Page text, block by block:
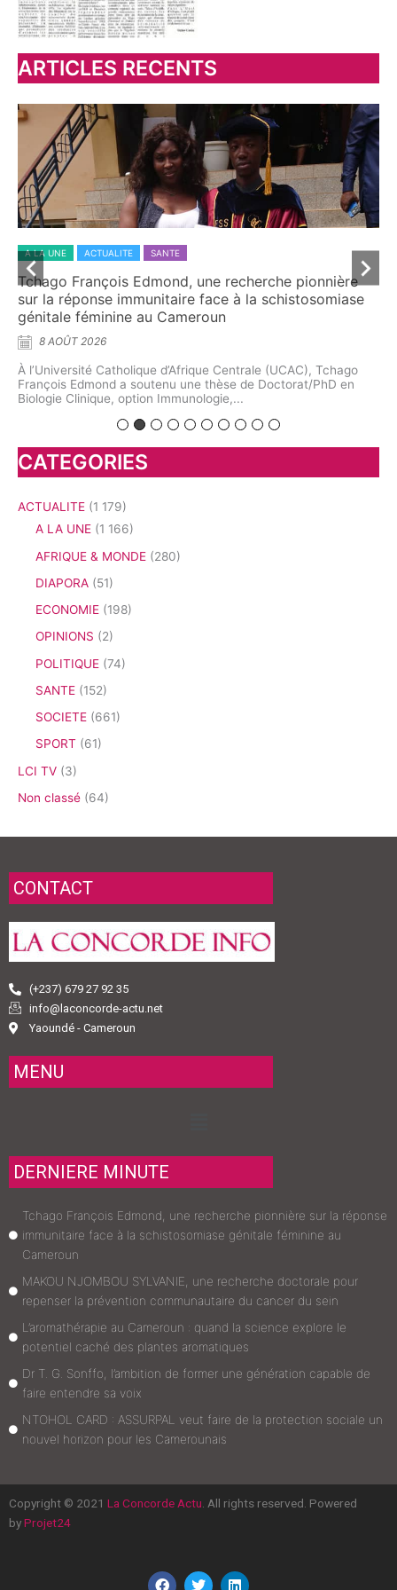
ARTICLES RECENTS
A LA UNE ACTUALITE SANTE
Tchago François Edmond, une recherche pionnière
sur la réponse immunitaire face à la schistosomiase
génitale féminine au Cameroun
8 AOÛT 2026
À l’Université Catholique d’Afrique Centrale (UCAC), Tchago
François Edmond a soutenu une thèse de Doctorat/PhD en
Biologie Clinique, option Immunologie,...
CATEGORIES
ACTUALITE (1 179)
A LA UNE (1 166)
AFRIQUE & MONDE (280)
DIAPORA (51)
ECONOMIE (198)
OPINIONS (2)
POLITIQUE (74)
SANTE (152)
SOCIETE (661)
SPORT (61)
LCI TV (3)
Non classé (64)
CONTACT
(+237) 679 27 92 35
info@laconcorde-actu.net
Yaoundé - Cameroun
MENU
DERNIERE MINUTE
Tchago François Edmond, une recherche pionnière sur la réponse
immunitaire face à la schistosomiase génitale féminine au
Cameroun
MAKOU NJOMBOU SYLVANIE, une recherche doctorale pour
repenser la prévention communautaire du cancer du sein
L’aromathérapie au Cameroun : quand la science explore le
potentiel caché des plantes aromatiques
Dr T. G. Sonffo, l’ambition de former une génération capable de
faire entendre sa voix
NTOHOL CARD : ASSURPAL veut faire de la protection sociale un
nouvel horizon pour les Camerounais
Copyright © 2021 La Concorde Actu. All rights reserved. Powered
byProjet24
F
T
L